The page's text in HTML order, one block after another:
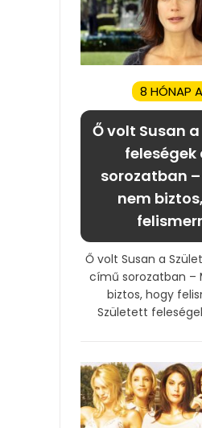
8 HÓNAP
Ő volt Susan
feleségek
sorozatban
nem
Ő volt Susan a
című sorozatban –
biztos, hogy
Született